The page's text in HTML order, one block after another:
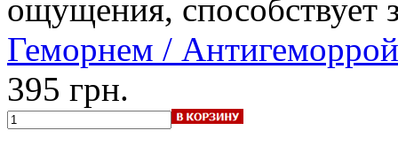
ощущения,
Геморнем / Антигеморрой
395 грн.